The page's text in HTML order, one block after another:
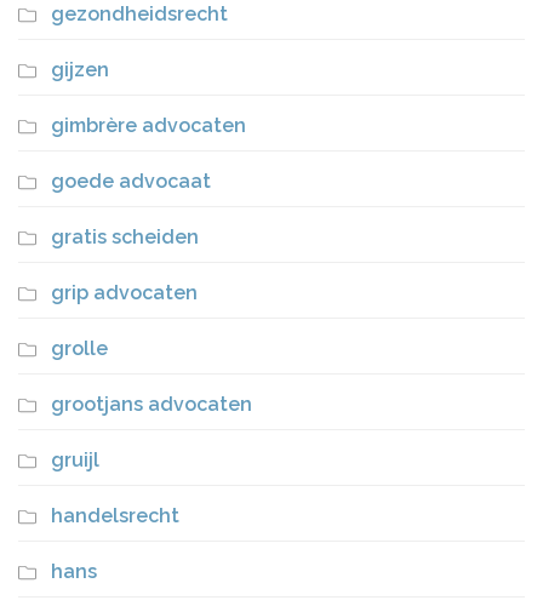
gezondheidsrecht
gijzen
gimbrère advocaten
goede advocaat
gratis scheiden
grip advocaten
grolle
grootjans advocaten
gruijl
handelsrecht
hans